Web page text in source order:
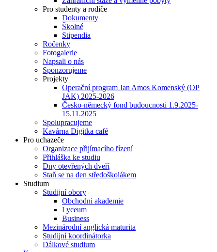
Pro studenty a rodiče
Dokumenty
Školné
Stipendia
Ročenky
Fotogalerie
Napsali o nás
Sponzorujeme
Projekty
Operační program Jan Amos Komenský (OP
JAK) 2025-2026
Česko-německý fond budoucnosti 1.9.2025-
15.11.2025
Spolupracujeme
Kavárna Digitka café
Pro uchazeče
Organizace přijímacího řízení
Přihláška ke studiu
Dny otevřených dveří
Staň se na den středoškolákem
Studium
Studijní obory
Obchodní akademie
Lyceum
Business
Mezinárodní anglická maturita
Studijní koordinátorka
Dálkové studium